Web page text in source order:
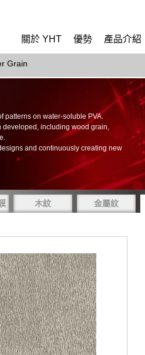
關於 YHT 優勢 產品介紹
Grain
patterns on water-soluble PVA.
developed, including wood grain,
and continuously creating new
木紋 金屬紋